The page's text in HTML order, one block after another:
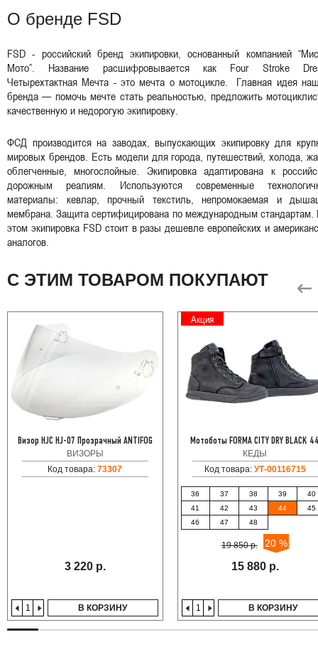
О бренде FSD
FSD - российский бренд экипировки, основанный компанией
Мото”. Название расшифровывается как Four Stroke
Четырехтактная Мечта - это мечта о мотоцикле. Главная идея
бренда — помочь мечте стать реальностью, предложить
качественную и недорогую экипировку.
ФСД производится на заводах, выпускающих экипировку для
мировых брендов. Есть модели для города, путешествий, холода,
облегченные, многослойные. Экипировка адаптирована к
дорожным реалиям. Используются современные
материалы: кевлар, прочный текстиль, непромокаемая и
мембрана. Защита сертифицирована по международным стандартам.
этом экипировка FSD стоит в разы дешевле европейских и
аналогов.
С ЭТИМ ТОВАРОМ ПОКУПАЮТ
Визор HJC HJ-07 Прозрачный ANTIFOG
ВИЗОРЫ
Код товара:73307
3 220 р.
В КОРЗИНУ
Акция
Мотоботы FORMA CITY DRY BLACK
КЕДЫ
Код товара: УТ-00116715
36 37 38 39
40
41
42 43 44
45
46
47 48
19 850 р. 20 %
15 880 р.
В КОРЗИНУ